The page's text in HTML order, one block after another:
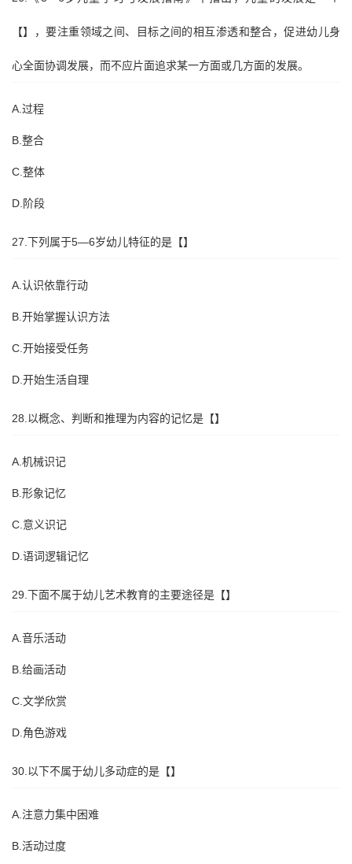
【】，要注重领域之间、目标之间的相互渗透和整合，促进幼儿身
心全面协调发展，而不应片面追求某一方面或几方面的发展。
A.过程
B.整合
C.整体
D.阶段
27.下列属于5—6岁幼儿特征的是【】
A.认识依靠行动
B.开始掌握认识方法
C.开始接受任务
D.开始生活自理
28.以概念、判断和推理为内容的记忆是【】
A.机械识记
B.形象记忆
C.意义识记
D.语词逻辑记忆
29.下面不属于幼儿艺术教育的主要途径是【】
A.音乐活动
B.给画活动
C.文学欣赏
D.角色游戏
30.以下不属于幼儿多动症的是【】
A.注意力集中困难
B.活动过度